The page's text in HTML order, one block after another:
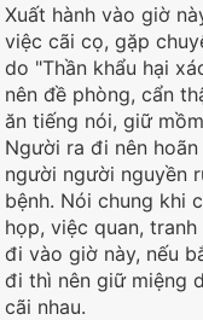
Xuất hành vào giờ
việc cãi cọ, gặp
do "Thần khẩu hại
nên đề phòng, cẩn
ăn tiếng nói, giữ
Người ra đi nên hoãn
người người nguyền
bệnh. Nói chung khi
họp, việc quan,
đi vào giờ này, nếu
đi thì nên giữ miệng
cãi nhau.